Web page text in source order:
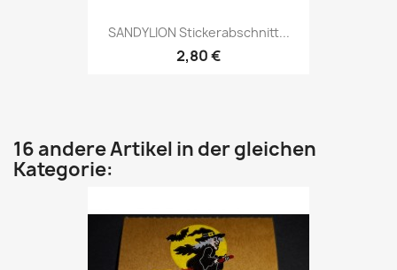
SANDYLION Stickerabschnitt...
2,80 €
16 andere Artikel in der gleichen
Kategorie: